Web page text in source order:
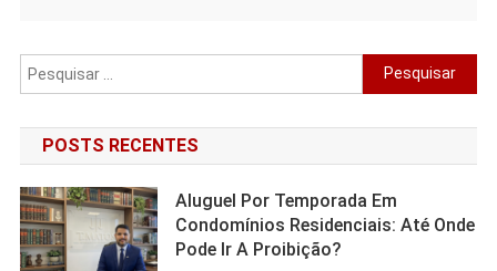
Pesquisar
por:
POSTS RECENTES
Aluguel Por Temporada Em
Condomínios Residenciais: Até Onde
Pode Ir A Proibição?